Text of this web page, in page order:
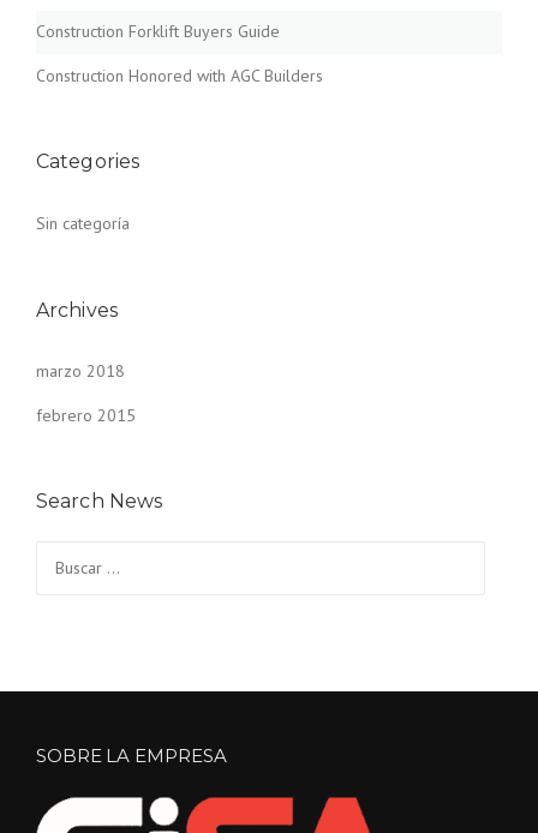
Construction Forklift Buyers Guide
Construction Honored with AGC Builders
Categories
Sin categoría
Archives
marzo 2018
febrero 2015
Search News
SOBRE LA EMPRESA